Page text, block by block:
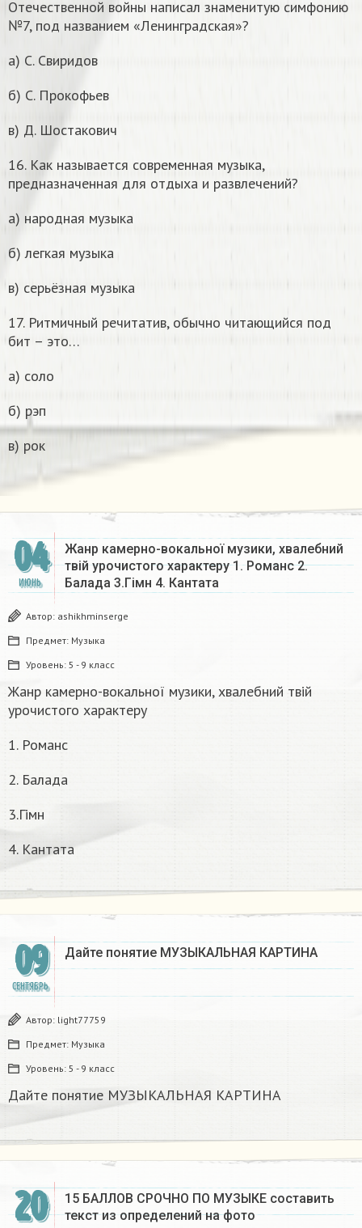
Отечественной войны написал знаменитую симфонию
№7, под названием «Ленинградская»?
а) С. Свиридов
б) С. Прокофьев
в) Д. Шостакович
16. Как называется современная музыка,
предназначенная для отдыха и развлечений?
а) народная музыка
б) легкая музыка
в) серьёзная музыка
17. Ритмичный речитатив, обычно читающийся под
бит – это…
а) соло
б) рэп
в) рок
04
ИЮНЬ
Жанр камерно-вокальної музики, хвалебний
твій урочистого характеру 1. Романс 2.
Балада 3.Гімн 4. Кантата
Автор: ashikhminserge
Предмет: Музыка
Уровень: 5 - 9 класс
Жанр камерно-вокальної музики, хвалебний твій
урочистого характеру
1. Романс
2. Балада
3.Гімн
4. Кантата
09
СЕНТЯБРЬ
Дайте понятие МУЗЫКАЛЬНАЯ КАРТИНА
Автор: light77759
Предмет: Музыка
Уровень: 5 - 9 класс
Дайте понятие МУЗЫКАЛЬНАЯ КАРТИНА
20
15 БАЛЛОВ СРОЧНО ПО МУЗЫКЕ составить
текст из определений на фото